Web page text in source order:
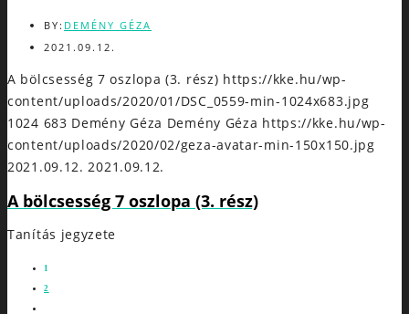
BY: DEMÉNY GÉZA
2021.09.12.
A bölcsesség 7 oszlopa (3. rész) https://kke.hu/wp-
content/uploads/2020/01/DSC_0559-min-1024x683.jpg
1024 683 Demény Géza Demény Géza https://kke.hu/wp-
content/uploads/2020/02/geza-avatar-min-150x150.jpg
2021.09.12. 2021.09.12.
A bölcsesség 7 oszlopa (3. rész)
Tanítás jegyzete
1
2